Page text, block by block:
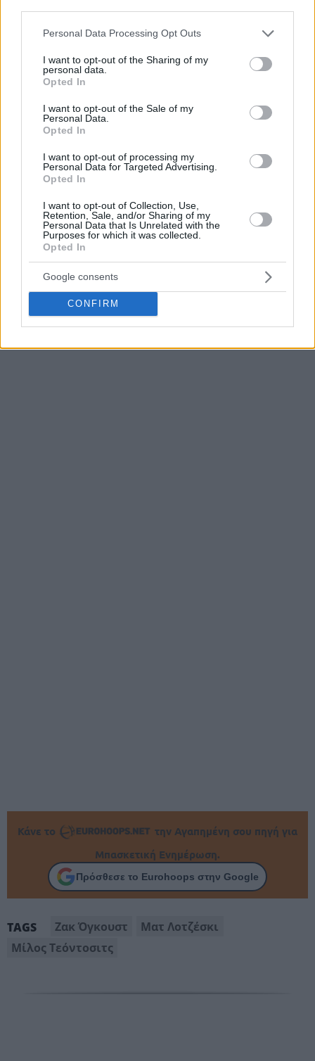
Please note that this website/app uses one or more Google
not limited to your visit or usage behaviour. You may click to
grant or deny consent to Google and its third-party tags to
use your data for below specified purposes in below Google
consent section.
Personal Data Processing Opt Outs
I want to opt-out of the Sharing of my
personal data.
Opted In
I want to opt-out of the Sale of my
Personal Data.
Opted In
I want to opt-out of processing my
Personal Data for Targeted Advertising.
Opted In
I want to opt-out of Collection, Use,
Retention, Sale, and/or Sharing of my
Personal Data that Is Unrelated with the
Purposes for which it was collected.
Opted In
Google consents
CONFIRM
Μίλος Τεόντοσιτς, Ματ ΛοτζέσκικαιΖακ Όγκουστ
παρελαύνουν, παρότι η κορυφή ανήκει στον θεαματικό
Τζόναθαν Χάμιλτον.
Δείτε τα τελευταία νέα
Κάνε το
την Αγαπημένη σου πηγή για
Μπασκετική Ενημέρωση.
Πρόσθεσε το Eurohoops στην Google
TAGS Ζακ Όγκουστ
Ματ Λοτζέσκι
Μίλος Τεόντοσιτς